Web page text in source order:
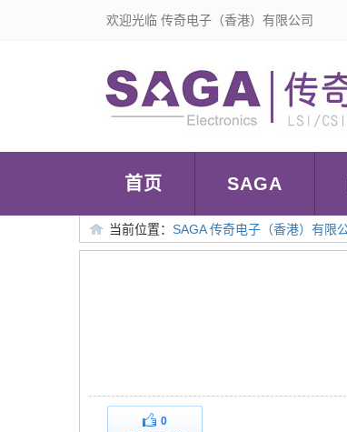
欢迎光临 传奇电子（香港）有限公司
首页 SAGA
当前位置： SAGA 传奇电子（香港）有限
0